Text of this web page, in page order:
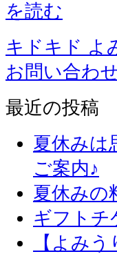
を読む
キドキド よ
お問い合わ
最近の投稿
夏休みは
ご案内♪
夏休みの
ギフトチ
【よみ